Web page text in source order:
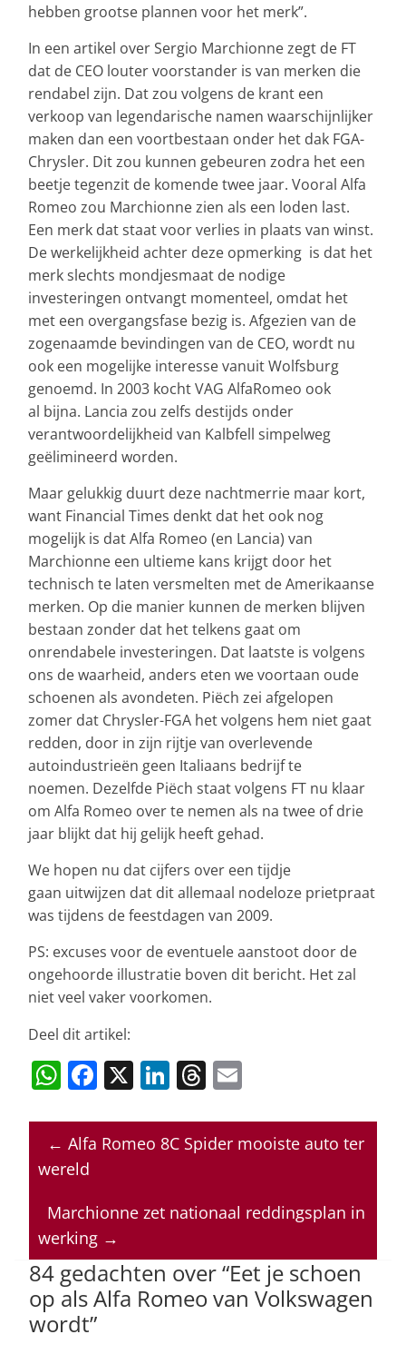
hebben grootse plannen voor het merk”.
In een artikel over Sergio Marchionne zegt de FT
dat de CEO louter voorstander is van merken die
rendabel zijn. Dat zou volgens de krant een
verkoop van legendarische namen waarschijnlijker
maken dan een voortbestaan onder het dak FGA-
Chrysler. Dit zou kunnen gebeuren zodra het een
beetje tegenzit de komende twee jaar. Vooral Alfa
Romeo zou Marchionne zien als een loden last.
Een merk dat staat voor verlies in plaats van winst.
De werkelijkheid achter deze opmerking is dat het
merk slechts mondjesmaat de nodige
investeringen ontvangt momenteel, omdat het
met een overgangsfase bezig is. Afgezien van de
zogenaamde bevindingen van de CEO, wordt nu
ook een mogelijke interesse vanuit Wolfsburg
genoemd. In 2003 kocht VAG AlfaRomeo ook
al bijna. Lancia zou zelfs destijds onder
verantwoordelijkheid van Kalbfell simpelweg
geëlimineerd worden.
Maar gelukkig duurt deze nachtmerrie maar kort,
want Financial Times denkt dat het ook nog
mogelijk is dat Alfa Romeo (en Lancia) van
Marchionne een ultieme kans krijgt door het
technisch te laten versmelten met de Amerikaanse
merken. Op die manier kunnen de merken blijven
bestaan zonder dat het telkens gaat om
onrendabele investeringen. Dat laatste is volgens
ons de waarheid, anders eten we voortaan oude
schoenen als avondeten. Piëch zei afgelopen
zomer dat Chrysler-FGA het volgens hem niet gaat
redden, door in zijn rijtje van overlevende
autoindustrieën geen Italiaans bedrijf te
noemen. Dezelfde Piëch staat volgens FT nu klaar
om Alfa Romeo over te nemen als na twee of drie
jaar blijkt dat hij gelijk heeft gehad.
We hopen nu dat cijfers over een tijdje
gaan uitwijzen dat dit allemaal nodeloze prietpraat
was tijdens de feestdagen van 2009.
PS: excuses voor de eventuele aanstoot door de
ongehoorde illustratie boven dit bericht. Het zal
niet veel vaker voorkomen.
Deel dit artikel:
W
at
s
p
p
F
c
e
o
o
k
X Li
k
e
n
T
re
a
s
ai
l
← Alfa Romeo 8C Spider mooiste auto ter
wereld
Marchionne zet nationaal reddingsplan in
werking →
84 gedachten over “Eet je schoen
op als Alfa Romeo van Volkswagen
wordt”